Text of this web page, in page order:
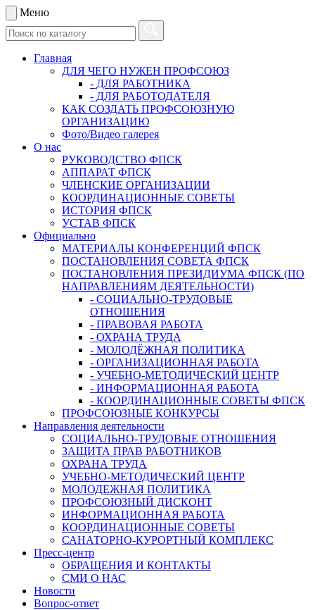
Меню
Главная
ДЛЯ ЧЕГО НУЖЕН ПРОФСОЮЗ
- ДЛЯ РАБОТНИКА
- ДЛЯ РАБОТОДАТЕЛЯ
КАК СОЗДАТЬ ПРОФСОЮЗНУЮ
ОРГАНИЗАЦИЮ
Фото/Видео галерея
О нас
РУКОВОДСТВО ФПСК
АППАРАТ ФПСК
ЧЛЕНСКИЕ ОРГАНИЗАЦИИ
КООРДИНАЦИОННЫЕ СОВЕТЫ
ИСТОРИЯ ФПСК
УСТАВ ФПСК
Официально
МАТЕРИАЛЫ КОНФЕРЕНЦИЙ ФПСК
ПОСТАНОВЛЕНИЯ СОВЕТА ФПСК
ПОСТАНОВЛЕНИЯ ПРЕЗИДИУМА ФПСК (ПО
НАПРАВЛЕНИЯМ ДЕЯТЕЛЬНОСТИ)
- СОЦИАЛЬНО-ТРУДОВЫЕ
ОТНОШЕНИЯ
- ПРАВОВАЯ РАБОТА
- ОХРАНА ТРУДА
- МОЛОДЁЖНАЯ ПОЛИТИКА
- ОРГАНИЗАЦИОННАЯ РАБОТА
- УЧЕБНО-МЕТОДИЧЕСКИЙ ЦЕНТР
- ИНФОРМАЦИОННАЯ РАБОТА
- КООРДИНАЦИОННЫЕ СОВЕТЫ ФПСК
ПРОФСОЮЗНЫЕ КОНКУРСЫ
Направления деятельности
СОЦИАЛЬНО-ТРУДОВЫЕ ОТНОШЕНИЯ
ЗАЩИТА ПРАВ РАБОТНИКОВ
ОХРАНА ТРУДА
УЧЕБНО-МЕТОДИЧЕСКИЙ ЦЕНТР
МОЛОДЕЖНАЯ ПОЛИТИКА
ПРОФСОЮЗНЫЙ ДИСКОНТ
ИНФОРМАЦИОННАЯ РАБОТА
КООРДИНАЦИОННЫЕ СОВЕТЫ
САНАТОРНО-КУРОРТНЫЙ КОМПЛЕКС
Пресс-центр
ОБРАЩЕНИЯ И КОНТАКТЫ
СМИ О НАС
Новости
Вопрос-ответ